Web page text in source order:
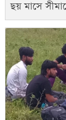
ছয় মাসে